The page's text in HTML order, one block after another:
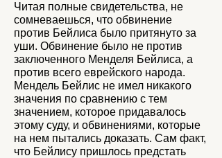
Читая полные свидетельства, не
сомневаешься, что обвинение
против Бейлиса было притянуто за
уши. Обвинение было не против
заключенного Менделя Бейлиса, а
против всего еврейского народа.
Мендель Бейлис не имел никакого
значения по сравнению с тем
значением, которое придавалось
этому суду, и обвинениями, которые
на нем пытались доказать. Сам факт,
что Бейлису пришлось предстать